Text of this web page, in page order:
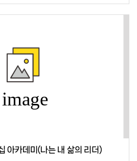
아카데미(나는 내 삶의 리더)